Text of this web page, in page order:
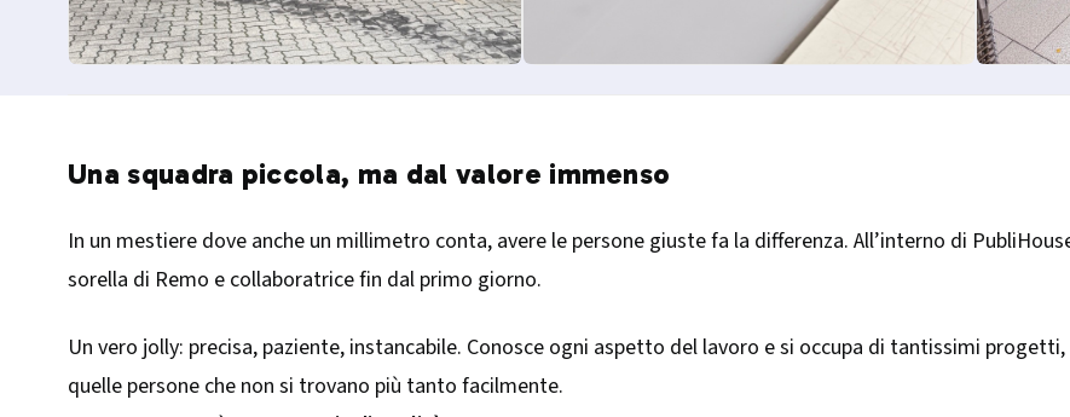
Una squadra piccola, ma dal valore immenso
In un mestiere dove anche un millimetro conta, avere le persone giuste fa la differenza. All’interno di
sorella di Remo e collaboratrice fin dal primo giorno.
Un vero jolly: precisa, paziente, instancabile. Conosce ogni aspetto del lavoro e si occupa di tantissimi
quelle persone che non si trovano più tanto facilmente.